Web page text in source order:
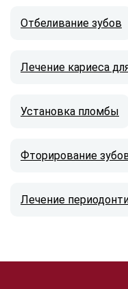
Отбеливание зубов
Лечение кариеса
Установка пломбы
Фторирование
Лечение